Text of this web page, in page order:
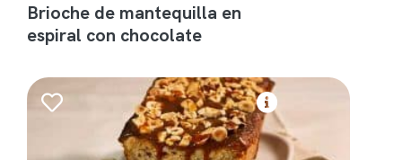
Brioche de mantequilla en
espiral con chocolate